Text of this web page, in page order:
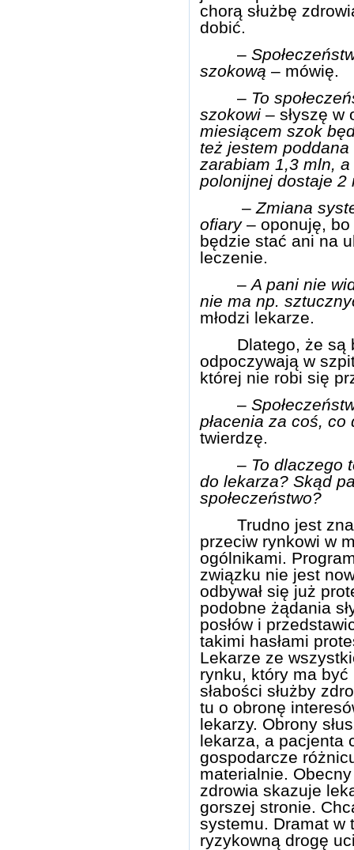
chorą służbę
dobić.
–
szokową – mówię.
– To
szokowi – słyszę
miesiącem szok
też jestem
zarabiam 1,3 mln,
polonijnej dostaje 2
–Zmiana
ofiary– oponuję, bo
będzie stać ani na
leczenie.
–A pani nie
nie ma np.
młodzi lekarze.
Dlatego, że są
odpoczywają w
której nie robi się
–
płacenia za coś, co
twierdzę.
– To dlaczego
do lekarza? Skąd
społeczeństwo?
Trudno jest
przeciw rynkowi w
ogólnikami.
związku nie jest
odbywał się już
podobne żądania
posłów i
takimi hasłami
Lekarze ze
rynku, który ma
słabości służby
tu o obronę
lekarzy. Obrony
lekarza, a pacjenta
gospodarcze
materialnie.
zdrowia skazuje
gorszej stronie.
systemu. Dramat w
ryzykowną drogę